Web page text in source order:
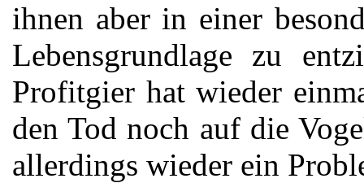
ihnen aber in einer
Lebensgrundlage zu
Profitgier hat wieder
den Tod noch auf die
allerdings wieder ein